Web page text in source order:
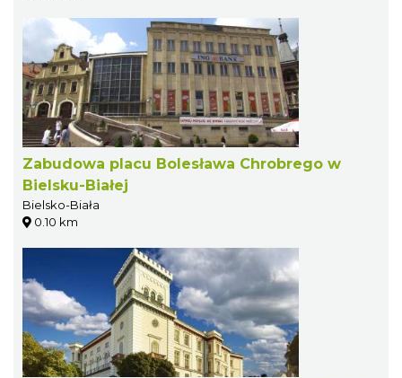
Zabudowa placu Bolesława Chrobrego w
Bielsku-Białej
Bielsko-Biała
0.10 km